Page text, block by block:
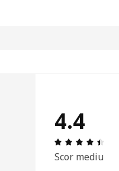
4.4
Scor mediu